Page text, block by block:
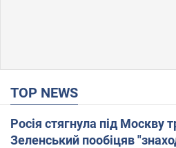
TOP NEWS
Росія стягнула під Москву
Зеленський пообіцяв